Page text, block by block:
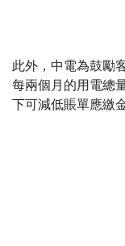
此外，中電為鼓勵
每兩個月的用電總
下可減低賬單應繳